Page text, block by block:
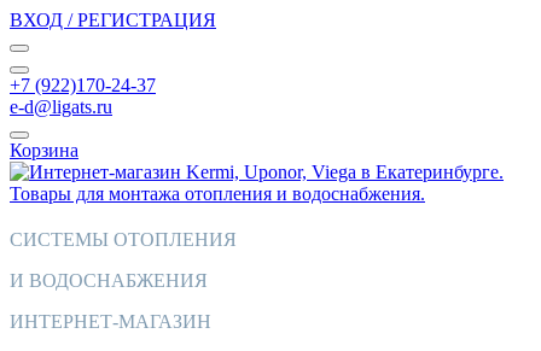
ВХОД / РЕГИСТРАЦИЯ
+7 (922)170-24-37
e-d@ligats.ru
Корзина
СИСТЕМЫ ОТОПЛЕНИЯ
И ВОДОСНАБЖЕНИЯ
ИНТЕРНЕТ-МАГАЗИН